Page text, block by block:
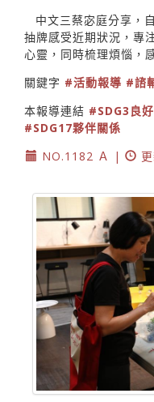
中文三蔡宓庭分享，
抽牌感受近期狀況，專
心靈，同時梳理煩惱，
關鍵字 #活動報導 #諮
本報導連結 #SDG3良
#SDG17夥伴關係
NO.1182 Ａ |